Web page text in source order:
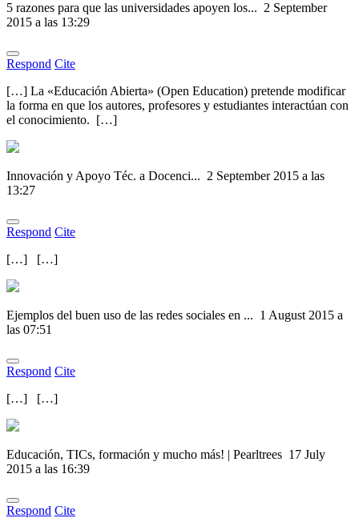
5 razones para que las universidades apoyen los... 2 September
2015 a las 13:29
Respond Cite
[…] La «Educación Abierta» (Open Education) pretende modificar
la forma en que los autores, profesores y estudiantes interactúan con
el conocimiento. […]
Innovación y Apoyo Téc. a Docenci... 2 September 2015 a las
13:27
Respond Cite
[…] […]
Ejemplos del buen uso de las redes sociales en ... 1 August 2015 a
las 07:51
Respond Cite
[…] […]
Educación, TICs, formación y mucho más! | Pearltrees 17 July
2015 a las 16:39
Respond Cite